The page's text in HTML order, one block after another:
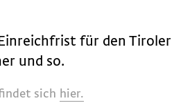
für den
und so.
sich hier.